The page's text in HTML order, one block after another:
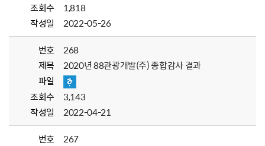
조회수
1,818
작성일
2022-05-26
번호
268
제목
2020년 88관광개발(주) 종합감사 결과
파일
조회수
3,143
작성일
2022-04-21
번호
267